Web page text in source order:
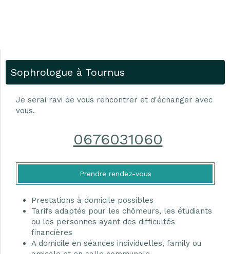
Sophrologue à Tournus
Je serai ravi de vous rencontrer et d'échanger avec
vous.
0676031060
Prendre rendez-vous
Prestations à domicile possibles
Tarifs adaptés pour les chômeurs, les étudiants
ou les personnes ayant des difficultés
financières
A domicile en séances individuelles, family ou